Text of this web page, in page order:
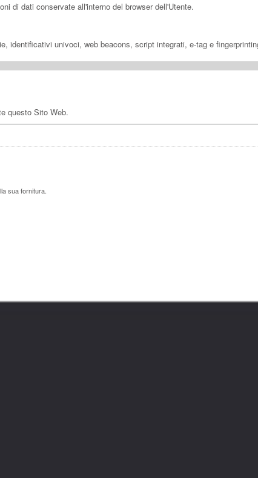
di dati conservate all'interno del browser dell'Utente.
identificativi univoci, web beacons, script integrati, e-tag e
questo Sito Web.
sua fornitura.